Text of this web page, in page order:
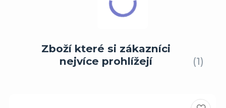
Zboží které si zákazníci
nejvíce prohlížejí
1